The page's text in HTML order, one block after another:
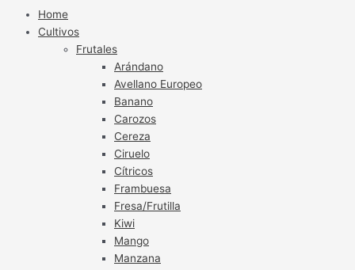
Home
Cultivos
Frutales
Arándano
Avellano Europeo
Banano
Carozos
Cereza
Ciruelo
Cítricos
Frambuesa
Fresa/Frutilla
Kiwi
Mango
Manzana